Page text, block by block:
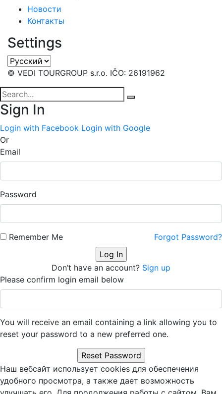
Новости
Контакты
Settings
© VEDI TOURGROUP s.r.o. IČO: 26191962
Sign In
Login with Facebook Login with Google
Or
Email
Password
Remember Me Forgot Password?
Don’t have an account? Sign up
Please confirm login email below
You will receive an email containing a link allowing you to
reset your password to a new preferred one.
Наш вебсайт использует cookies для обеспечения
удобного просмотра, а также дает возможность